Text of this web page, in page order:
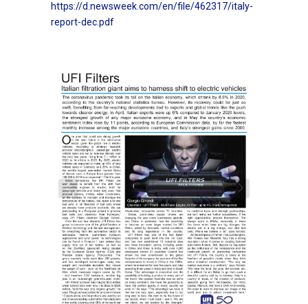
https://d.newsweek.com/en/file/462317/italy-
report-dec.pdf